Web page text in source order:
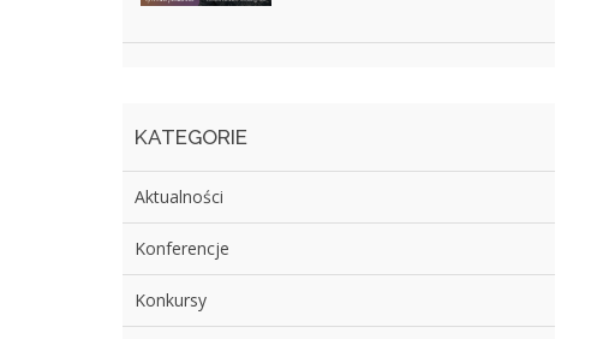
KATEGORIE
Aktualności
Konferencje
Konkursy